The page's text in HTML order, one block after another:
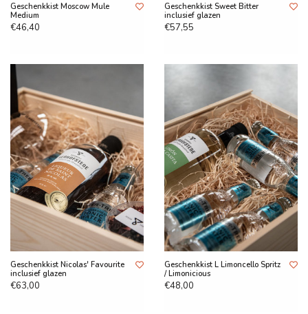
Geschenkkist Moscow Mule
Medium
€46,40
Geschenkkist Sweet Bitter
inclusief glazen
€57,55
Geschenkkist Nicolas' Favourite
inclusief glazen
€63,00
Geschenkkist L Limoncello Spritz
/ Limonicious
€48,00